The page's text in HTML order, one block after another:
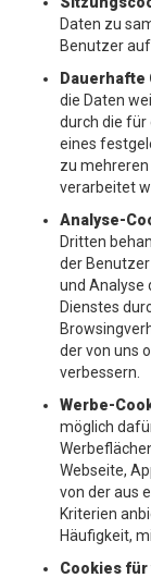
Daten zu
Benutzer
Dauerhafte
die Daten
durch die für
eines
zu
verarbeitet
Analyse-
Dritten
der
und Analyse
Dienstes
der von uns
verbessern.
Werbe-
möglich
Webseite,
von der aus
Kriterien
Häufigkeit,
Cookies